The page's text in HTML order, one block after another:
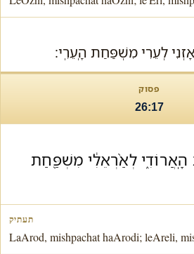
לְעֵרִי מִשְׁפַּחַת הָֽעֵרִֽי׃
26:17
לְאַ֨רְאֵלִ֔י מִשְׁפַּ֖חַת
LaArod, mishpachat haArodi; leAreli,